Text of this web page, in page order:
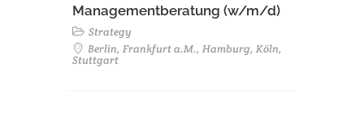
Managementberatung (w/m/d)
Strategy
Berlin, Frankfurt a.M., Hamburg, Köln,
Stuttgart